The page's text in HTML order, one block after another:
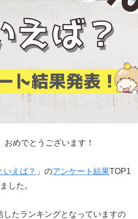
おめでとうございます！
いえば？ 」のアンケート結果TOP1
した。
したランキングとなっていますの